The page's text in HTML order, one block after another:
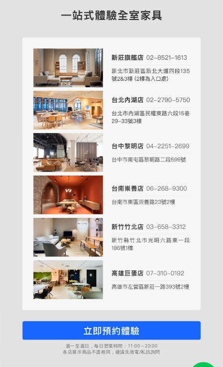
週一至週日，每日營業時間：11:00－20:00
各店展示商品不盡相同，建議先致電/私訊詢問